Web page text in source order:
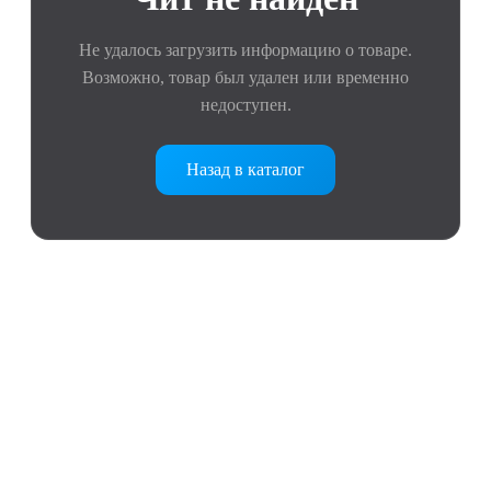
Не удалось загрузить информацию о товаре.
Возможно, товар был удален или временно
недоступен.
Назад в каталог